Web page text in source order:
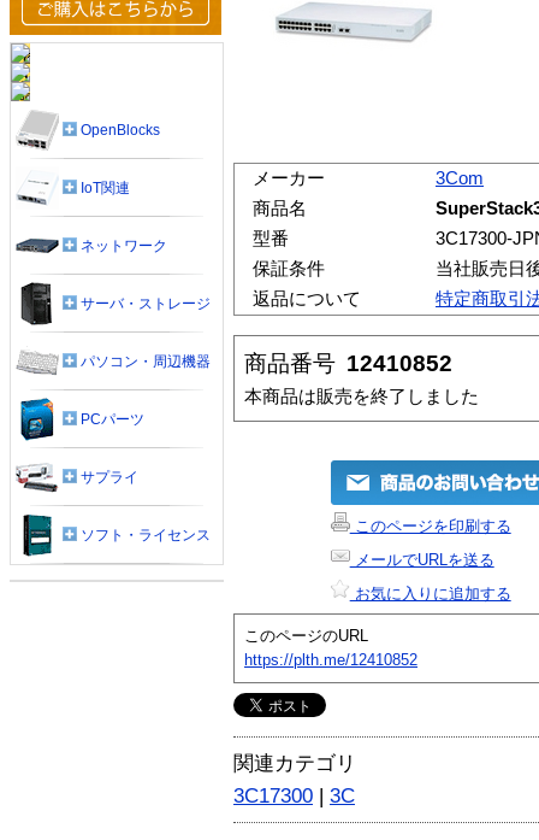
メーカー
3Com
商品名
型番
3C17300-
保証条件
当社販売日
返品について
特定商取引
商品番号 12410852
本商品は販売を終了しました
このページを印刷する
メールでURLを送る
お気に入りに追加する
このページのURL
https://plth.me/12410852
関連カテゴリ
3C17300 | 3C
OpenBlocks
IoT関連
ネットワーク
サーバ・ストレージ
パソコン・周辺機器
PCパーツ
サプライ
ソフト・ライセンス